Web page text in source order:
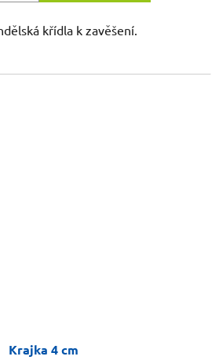
křídla k zavěšení.
Krajka 4 cm